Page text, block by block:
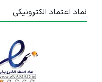
نماد اعتماد الکترونیکی